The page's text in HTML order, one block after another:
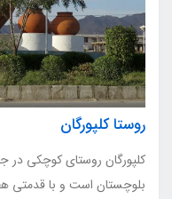
روستا کلپورگان
کلپورگان روستای کوچکی در
بلوچستان است و با قدمتی